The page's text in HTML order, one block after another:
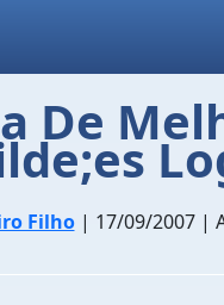
De
Filho| 17/09/2007 |